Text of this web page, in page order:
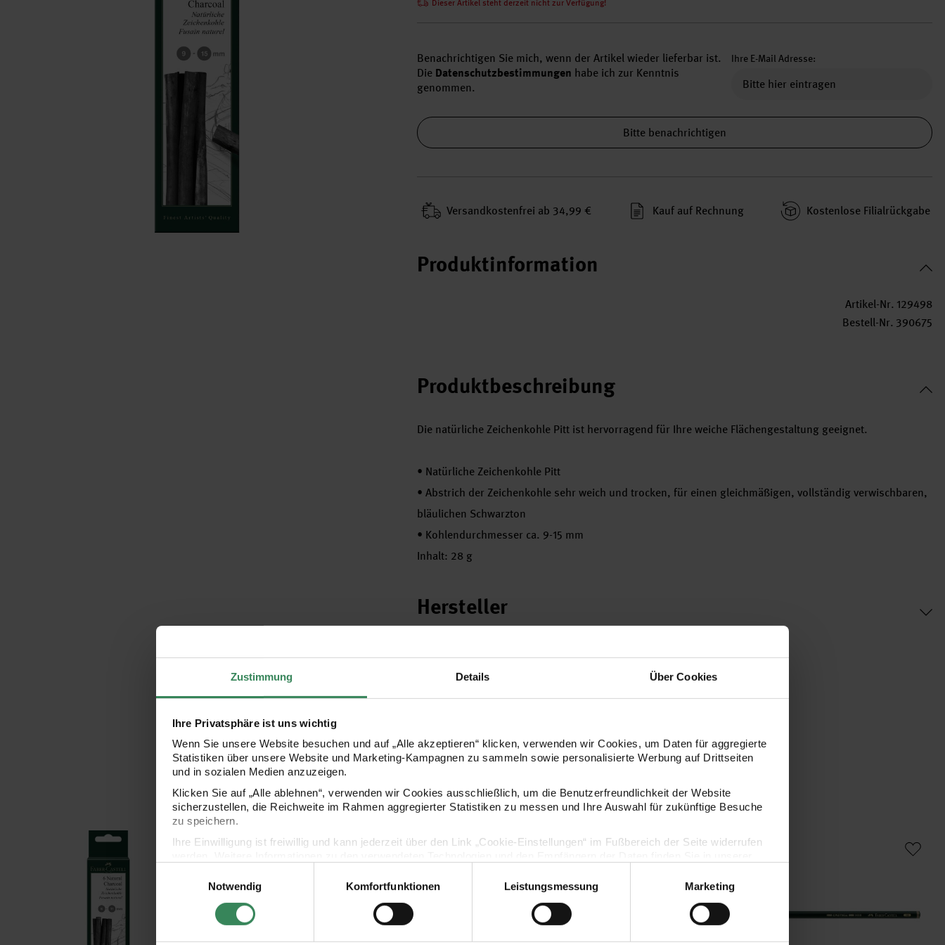
Zustimmung Details Über Cookies
Ihre Privatsphäre ist uns wichtig
Wenn Sie unsere Website besuchen und auf „Alle akzeptieren“ klicken, verwenden wir Cookies, um Daten für aggregierte
Statistiken über unsere Website und Marketing-Kampagnen zu sammeln sowie personalisierte Werbung auf Drittseiten
und in sozialen Medien anzuzeigen.
Klicken Sie auf „Alle ablehnen“, verwenden wir Cookies ausschließlich, um die Benutzerfreundlichkeit der Website
sicherzustellen, die Reichweite im Rahmen aggregierter Statistiken zu messen und Ihre Auswahl für zukünftige Besuche
zu speichern.
Ihre Einwilligung ist freiwillig und kann jederzeit über den Link „Cookie-Einstellungen“ im Fußbereich der Seite widerrufen
Impressum
Datenschutz Vertrag widerrufen
Notwendig
Komfortfunktionen Leistungsmessung Marketing
Dieser Artikel steht derzeit nicht zur Verfügung!
Benachrichtigen Sie mich, wenn der Artikel wieder lieferbar ist.
Die Datenschutzbestimmungen habe ich zur Kenntnis
genommen.
Ihre E-Mail Adresse:
Bitte benachrichtigen
Versand­kosten­frei ab 34,99 € Kauf auf Rechnung Kosten­lose Filial­rückgabe
Produktinformation
Artikel-Nr. 129498
Bestell-Nr. 390675
Produktbeschreibung
Die natürliche Zeichenkohle Pitt ist hervorragend für Ihre weiche Flächengestaltung geeignet.
• Natürliche Zeichenkohle Pitt
• Abstrich der Zeichenkohle sehr weich und trocken, für einen gleichmäßigen, vollständig verwischbaren,
bläulichen Schwarzton
• Kohlendurchmesser ca. 9-15 mm
Inhalt: 28 g
Hersteller
Kaufempfehlung
Natürliche Zeichenkohle 6-11mm 28g Natürliche Zeichenkohle Pitt 5-8mm 28g Natürliche Zeichenkohle Pitt 3-6mm 28gPigmente Trio flüssige Kohle Set Castell 9000 Bleistift